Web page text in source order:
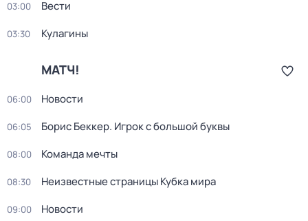
03:00 Вести
03:30 Кулагины
МАТЧ!
06:00 Новости
06:05 Борис Беккер. Игрок с большой буквы
08:00 Команда мечты
08:30 Неизвестные страницы Кубка мира
09:00 Новости